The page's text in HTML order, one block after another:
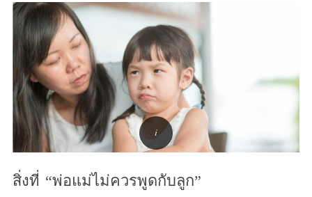
สิ่งที่ “พ่อแม่ไม่ควรพูดกับลูก”